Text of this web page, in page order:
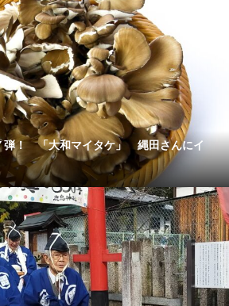
弾！ 「大和マイタケ」 縄田さんにイ